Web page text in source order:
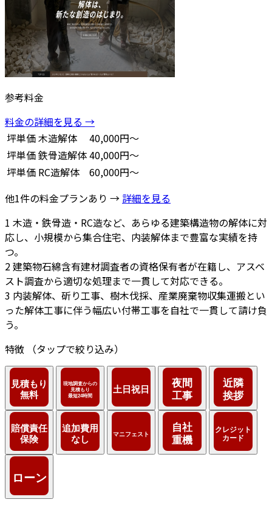
参考料金
料金の詳細を見る →
坪単価木造解体
40,000円～
坪単価鉄骨造解体40,000円～
坪単価 RC造解体
60,000円～
他1件の料金プランあり → 詳細を見る
1 木造・鉄骨造・RC造など、あらゆる建築構造物の解体に対
応し、小規模から集合住宅、内装解体まで豊富な実績を持
つ。
2建築物石綿含有建材調査者の資格保有者が在籍し、アスベ
スト調査から適切な処理まで一貫して対応できる。
3 内装解体、斫り工事、樹木伐採、産業廃棄物収集運搬とい
った解体工事に伴う幅広い付帯工事を自社で一貫して請け負
う。
特徴
（タップで絞り込み）